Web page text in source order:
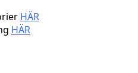
HÄR
HÄR